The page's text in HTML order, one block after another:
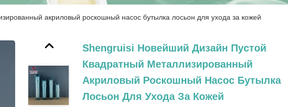
акриловый роскошный насос бутылка лосьон для ухода за кожей
Shengruisi Новейший Дизайн Пустой
Квадратный Металлизированный
Акриловый Роскошный Насос Бутылка
Лосьон Для Ухода За Кожей